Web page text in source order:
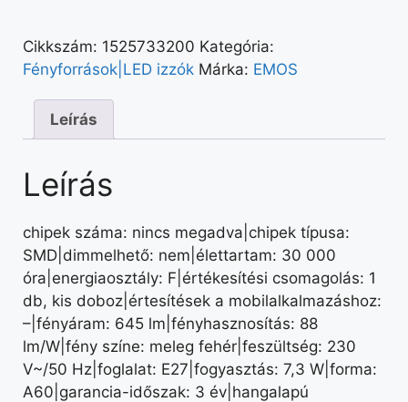
Cikkszám: 1525733200 Kategória:
Fényforrások|LED izzók Márka: EMOS
Leírás
Leírás
chipek száma: nincs megadva|chipek típusa:
SMD|dimmelhető: nem|élettartam: 30 000
óra|energiaosztály: F|értékesítési csomagolás: 1
db, kis doboz|értesítések a mobilalkalmazáshoz:
–|fényáram: 645 lm|fényhasznosítás: 88
lm/W|fény színe: meleg fehér|feszültség: 230
V~/50 Hz|foglalat: E27|fogyasztás: 7,3 W|forma:
A60|garancia-időszak: 3 év|hangalapú